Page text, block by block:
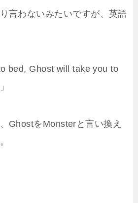
言わないみたいですが、英語
bed, Ghost will take you to
GhostをMonsterと言い換え